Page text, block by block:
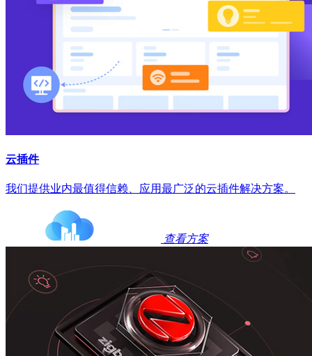
云插件
我们提供业内最值得信赖、应用最广泛的云插件解决方案。
查看方案